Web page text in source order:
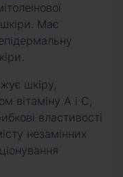
Має
шкіру,
вітаміну А і С,
властивості
незамінних